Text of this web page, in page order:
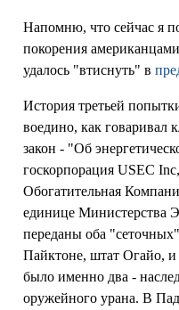
Напомню, что сейчас я
покорения
удалось "втиснуть" в
История третьей
воедино, как
закон - "Об
госкорпорация USEC
Обогатительная
единице
переданы оба
Пайктоне, штат Огайо,
было именно два -
оружейного урана. В